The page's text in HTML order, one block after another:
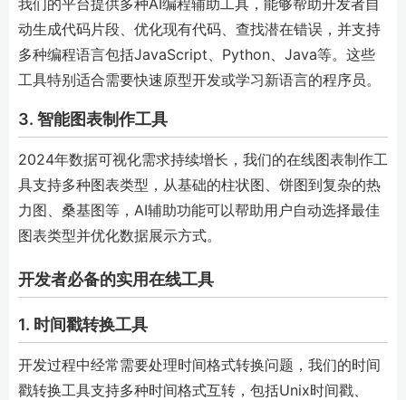
动生成代码片段、优化现有代码、查找潜在错误，并支持
多种编程语言包括JavaScript、Python、Java等。这些
工具特别适合需要快速原型开发或学习新语言的程序员。
3. 智能图表制作工具
2024年数据可视化需求持续增长，我们的在线图表制作工
具支持多种图表类型，从基础的柱状图、饼图到复杂的热
力图、桑基图等，AI辅助功能可以帮助用户自动选择最佳
图表类型并优化数据展示方式。
开发者必备的实用在线工具
1. 时间戳转换工具
开发过程中经常需要处理时间格式转换问题，我们的时间
戳转换工具支持多种时间格式互转，包括Unix时间戳、